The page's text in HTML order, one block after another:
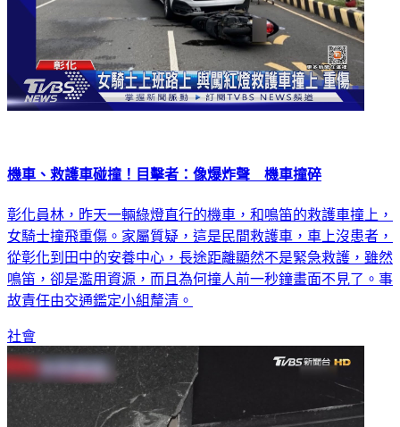
機車、救護車碰撞！目擊者：像爆炸聲 機車撞碎
彰化員林，昨天一輛綠燈直行的機車，和鳴笛的救護車撞上，
女騎士撞飛重傷。家屬質疑，這是民間救護車，車上沒患者，
從彰化到田中的安養中心，長途距離顯然不是緊急救護，雖然
鳴笛，卻是濫用資源，而且為何撞人前一秒鐘畫面不見了。事
故責任由交通鑑定小組釐清。
社會